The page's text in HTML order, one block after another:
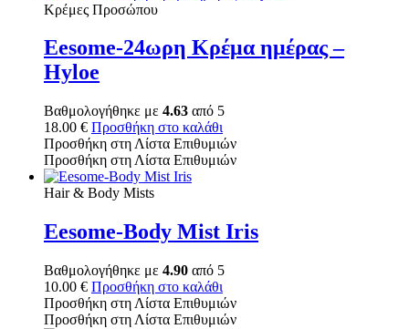
Κρέμες Προσώπου
Eesome-24ωρη Κρέμα ημέρας –
Hyloe
Βαθμολογήθηκε με 4.63 από 5
18.00 € Προσθήκη στο καλάθι
Προσθήκη στη Λίστα Επιθυμιών
Προσθήκη στη Λίστα Επιθυμιών
Hair & Body Mists
Eesome-Body Mist Iris
Βαθμολογήθηκε με 4.90 από 5
10.00 € Προσθήκη στο καλάθι
Προσθήκη στη Λίστα Επιθυμιών
Προσθήκη στη Λίστα Επιθυμιών